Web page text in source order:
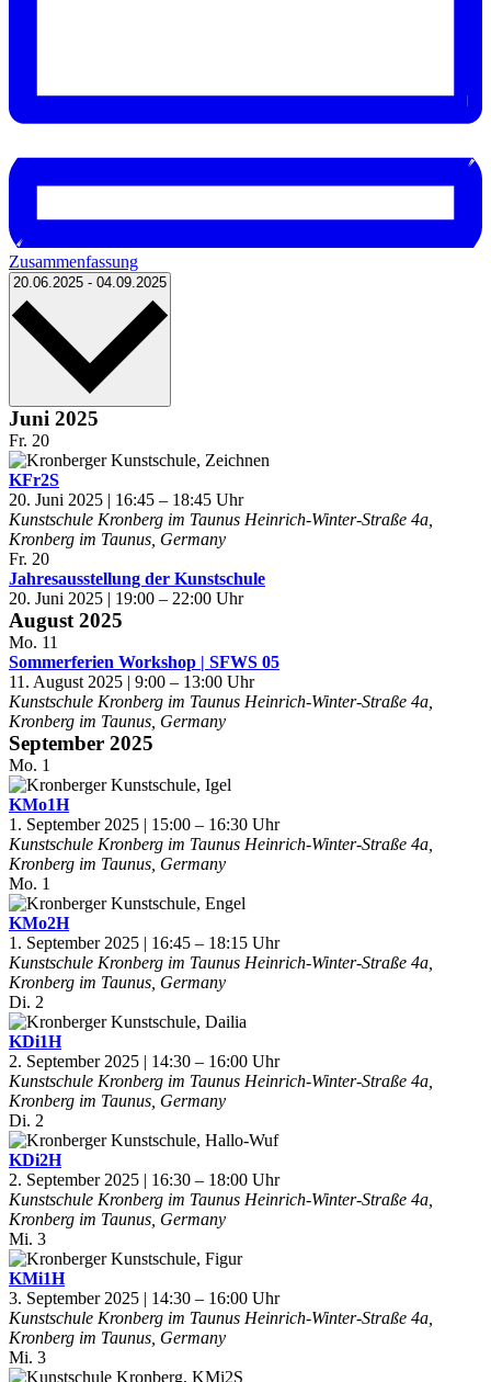
Zusammenfassung
20.06.2025 - 04.09.2025 Datum
Juni 2025
Fr. 20
KFr2S
20. Juni 2025 | 16:45 – 18:45
Kunstschule Kronberg im Taunus Heinrich-Winter-Straße 4a,
Kronberg im Taunus, Germany
Fr. 20
Jahresausstellung der Kunstschule
20. Juni 2025 | 19:00 – 22:00
August 2025
Mo. 11
Sommerferien Workshop | SFWS 05
11. August 2025 | 9:00 – 13:00
Kunstschule Kronberg im Taunus Heinrich-Winter-Straße 4a,
Kronberg im Taunus, Germany
September 2025
Mo. 1
KMo1H
1. September 2025 | 15:00 – 16:30
Kunstschule Kronberg im Taunus Heinrich-Winter-Straße 4a,
Kronberg im Taunus, Germany
Mo. 1
KMo2H
1. September 2025 | 16:45 – 18:15
Kunstschule Kronberg im Taunus Heinrich-Winter-Straße 4a,
Kronberg im Taunus, Germany
Di. 2
KDi1H
2. September 2025 | 14:30 – 16:00
Kunstschule Kronberg im Taunus Heinrich-Winter-Straße 4a,
Kronberg im Taunus, Germany
Di. 2
KDi2H
2. September 2025 | 16:30 – 18:00
Kunstschule Kronberg im Taunus Heinrich-Winter-Straße 4a,
Kronberg im Taunus, Germany
Mi. 3
KMi1H
3. September 2025 | 14:30 – 16:00
Kunstschule Kronberg im Taunus Heinrich-Winter-Straße 4a,
Kronberg im Taunus, Germany
Mi. 3